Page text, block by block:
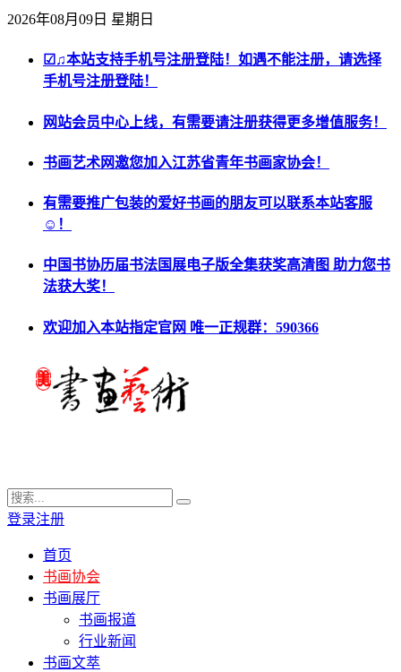
2026年08月09日 星期日
☑♫本站支持手机号注册登陆！如遇不能注册，请选择
手机号注册登陆！
网站会员中心上线，有需要请注册获得更多增值服务！
书画艺术网邀您加入江苏省青年书画家协会！
有需要推广包装的爱好书画的朋友可以联系本站客服
☺！
中国书协历届书法国展电子版全集获奖高清图 助力您书
法获大奖！
欢迎加入本站指定官网 唯一正规群：590366
登录注册
首页
书画协会
书画展厅
书画报道
行业新闻
书画文萃